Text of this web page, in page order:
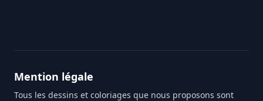
Mention légale
Tous les dessins et coloriages que nous proposons sont